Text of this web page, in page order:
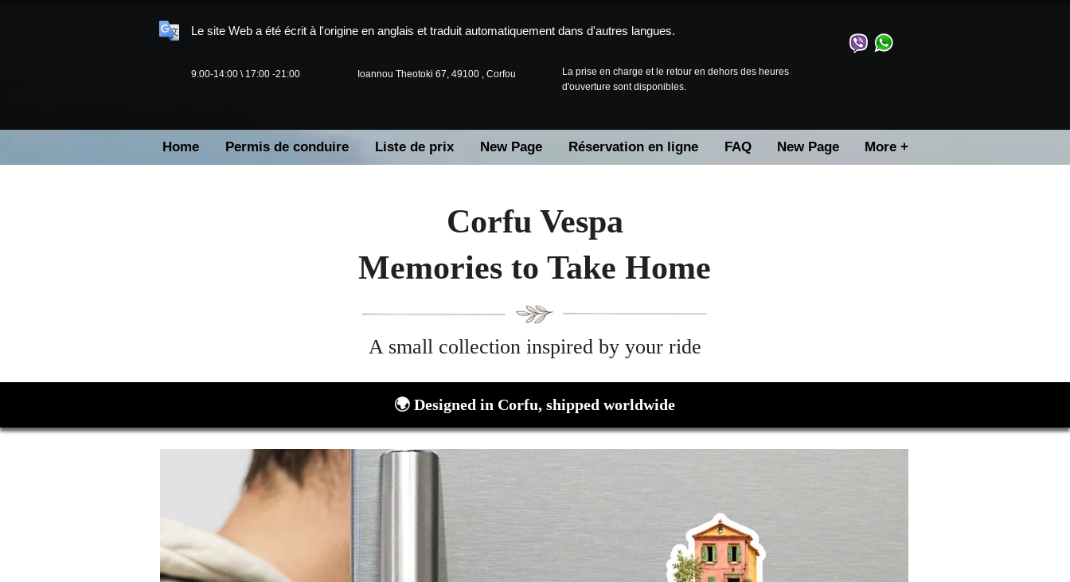
Le site Web a été écrit à l'origine en anglais et traduit automatiquement dans d'autres langues.
9:00-14:00 \ 17:00 -21:00 Ioannou Theotoki 67, 49100 , Corfou
La prise en charge et le retour en dehors des heures
d'ouverture sont disponibles.
Home Permis de conduire Liste de prix New Page Réservation en ligne FAQ New Page More +
Corfu Vespa
Μemories to Take Home
A small collection inspired by your ride
🌍 Designed in Corfu, shipped worldwide